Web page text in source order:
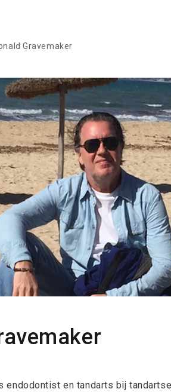
Gravemaker
endodontist en tandarts bij